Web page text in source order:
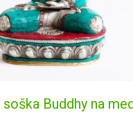
Buddhy na